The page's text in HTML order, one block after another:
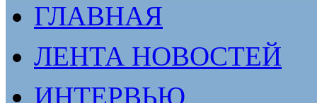
ГЛАВНАЯ
ЛЕНТА НОВОСТЕЙ
ИНТЕРВЬЮ